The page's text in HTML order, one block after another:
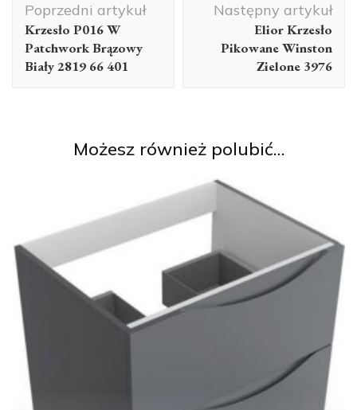
wpisu
Poprzedni artykuł
Krzesło P016 W
Patchwork Brązowy
Biały 2819 66 401
Następny artykuł
Elior Krzesło
Pikowane Winston
Zielone 3976
Możesz również polubić…